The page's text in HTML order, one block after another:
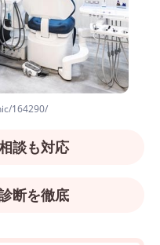
164290/
談も対応
断を徹底